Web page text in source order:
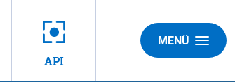
API
MENÜ